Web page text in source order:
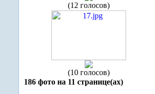
(12 голосов)
(10 голосов)
186 фото на 11 странице(ах)